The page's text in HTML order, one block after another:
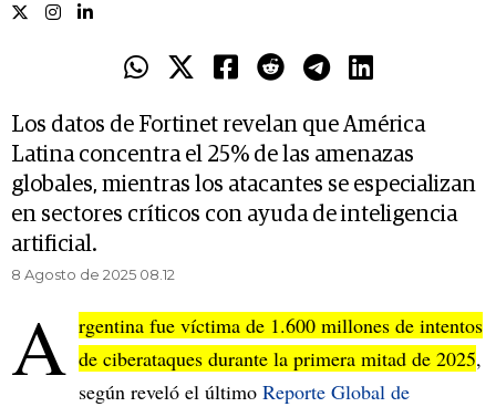
Los datos de Fortinet revelan que América
Latina concentra el 25% de las amenazas
globales, mientras los atacantes se especializan
en sectores críticos con ayuda de inteligencia
artificial.
8 Agosto de 2025 08.12
A rgentina fue víctima de 1.600 millones de intentos
de ciberataques durante la primera mitad de 2025,
según reveló el último Reporte Global de